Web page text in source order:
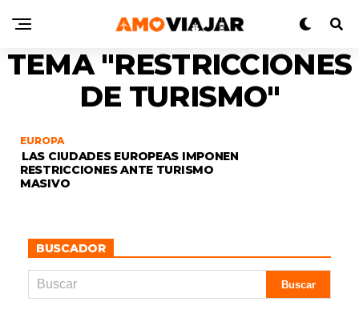
TEMA "RESTRICCIONES
DE TURISMO"
EUROPA
LAS CIUDADES EUROPEAS IMPONEN
RESTRICCIONES ANTE TURISMO
MASIVO
BUSCADOR